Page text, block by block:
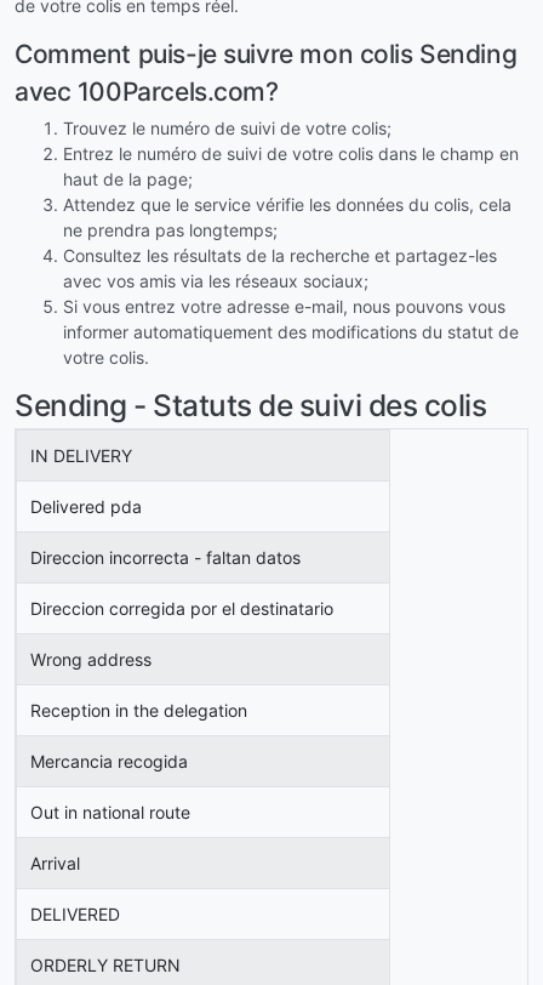
de votre colis en temps réel.
Comment puis-je suivre mon colis Sending
avec 100Parcels.com?
Trouvez le numéro de suivi de votre colis;
Entrez le numéro de suivi de votre colis dans le champ en
haut de la page;
Attendez que le service vérifie les données du colis, cela
ne prendra pas longtemps;
Consultez les résultats de la recherche et partagez-les
avec vos amis via les réseaux sociaux;
Si vous entrez votre adresse e-mail, nous pouvons vous
informer automatiquement des modifications du statut de
votre colis.
Sending - Statuts de suivi des colis
IN DELIVERY
Delivered pda
Direccion incorrecta - faltan datos
Direccion corregida por el destinatario
Wrong address
Reception in the delegation
Mercancia recogida
Out in national route
Arrival
DELIVERED
ORDERLY RETURN